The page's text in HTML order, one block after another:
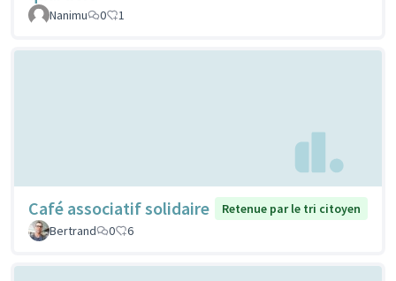
Nanimu
0 1
Café associatif solidaire
Retenue par le tri citoyen
Bertrand
0 6